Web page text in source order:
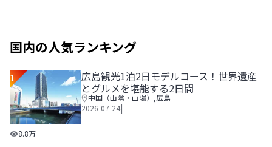
国内の人気ランキング
1
広島観光1泊2日モデルコース！世界遺産とグルメを堪能す
8.8万
広島観光1泊2日モデルコース！世界遺産
とグルメを堪能する2日間
中国（山陰・山陽） ,広島
2026-07-24|